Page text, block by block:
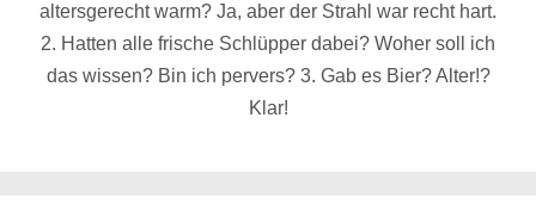
altersgerecht warm? Ja, aber der Strahl war recht hart.
2. Hatten alle frische Schlüpper dabei? Woher soll ich
das wissen? Bin ich pervers? 3. Gab es Bier? Alter!?
Klar!